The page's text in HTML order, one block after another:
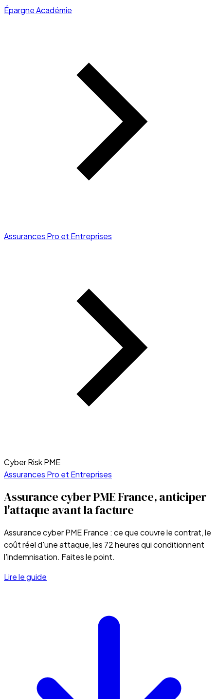
Épargne Académie
Assurances Pro et Entreprises
Cyber Risk PME
Assurances Pro et Entreprises
Assurance cyber PME France, anticiper
l'attaque avant la facture
Assurance cyber PME France : ce que couvre le contrat, le
coût réel d'une attaque, les 72 heures qui conditionnent
l'indemnisation. Faites le point.
Lire le guide